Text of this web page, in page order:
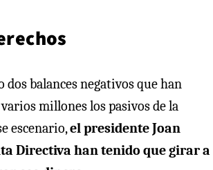
dos balances negativos que han
millones los pasivos de la
escenario,el presidente Joan
Directiva han tenido que girar a